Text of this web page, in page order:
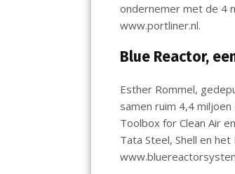
ondernemer met de 4
www.portliner.nl.
Blue Reactor,
Esther Rommel,
samen ruim 4,4
Toolbox for Clean Air
Tata Steel, Shell en